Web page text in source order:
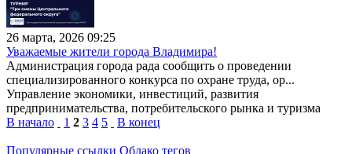
26 марта, 2026 09:25
Уважаемые жители города Владимира!
Администрация города рада сообщить о проведении
специализированного конкурса по охране труда, ор...
Управление экономики, инвестиций, развития
предпринимательства, потребительского рынка и туризма
В начало
1 2 3 4 5 В конец
Популярные ссылки Облако тегов